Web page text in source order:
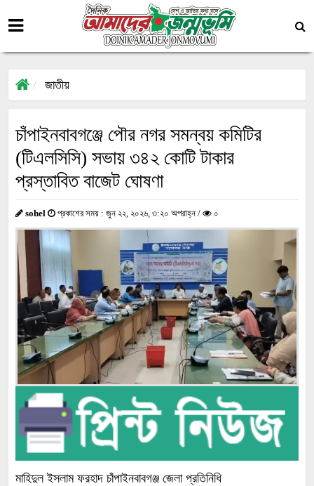
জাতীয়
চাঁপাইনবাবগঞ্জে পৌর নগর সমন্বয় কমিটির
(টিএলসিসি) সভায় ৩৪২ কোটি টাকার
প্রস্তাবিত বাজেট ঘোষণা
sohel প্রকাশের সময় : জুন ২২, ২০২৬, ৩:২০ অপরাহ্ন / ০
মাহিদুল ইসলাম ফরহাদ চাঁপাইনবাবগঞ্জ জেলা প্রতিনিধি